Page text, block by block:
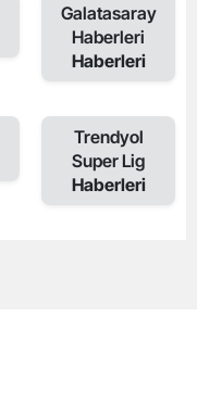
Galatasaray
Haberleri
Haberleri
Trendyol
Super Lig
Haberleri